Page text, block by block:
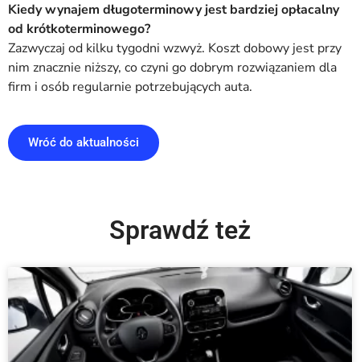
Kiedy wynajem długoterminowy jest bardziej opłacalny
od krótkoterminowego?
Zazwyczaj od kilku tygodni wzwyż. Koszt dobowy jest przy
nim znacznie niższy, co czyni go dobrym rozwiązaniem dla
firm i osób regularnie potrzebujących auta.
Wróć do aktualności
Sprawdź też